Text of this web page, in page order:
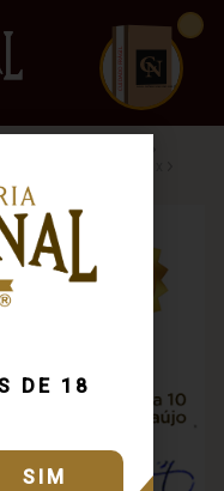
DE 18
SIM
www.cachacarianacional.com.br
CUIDADO FRÁGIL